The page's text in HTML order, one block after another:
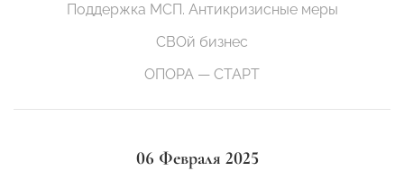
Поддержка МСП. Антикризисные меры
СВОй бизнес
ОПОРА — СТАРТ
06 Февраля 2025